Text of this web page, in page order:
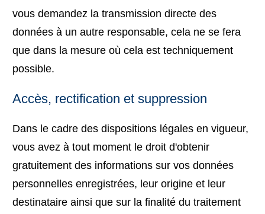
vous demandez la transmission directe des
données à un autre responsable, cela ne se fera
que dans la mesure où cela est techniquement
possible.
Accès, rectification et suppression
Dans le cadre des dispositions légales en vigueur,
vous avez à tout moment le droit d'obtenir
gratuitement des informations sur vos données
personnelles enregistrées, leur origine et leur
destinataire ainsi que sur la finalité du traitement